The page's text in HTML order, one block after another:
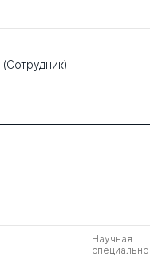
(Сотрудник)
Научная